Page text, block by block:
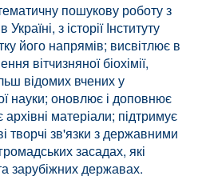
пошукову роботу з
з історії Інституту
його напрямів; висвітлює в
вітчизняної біохімії,
відомих вчених у
науки; оновлює і доповнює
матеріали; підтримує
творчі зв'язки з державними
засадах, які
зарубіжних державах.